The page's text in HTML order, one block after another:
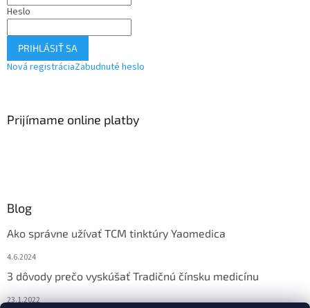
Heslo
PRIHLÁSIŤ SA
Nová registráciaZabudnuté heslo
Prijímame online platby
Blog
Ako správne užívať TCM tinktúry Yaomedica
4.6.2024
3 dôvody prečo vyskúšať Tradičnú čínsku medicínu
23.1.2022